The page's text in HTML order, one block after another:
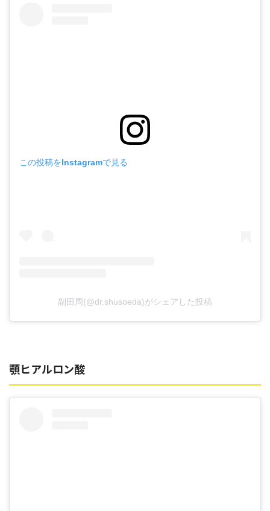
この投稿をInstagramで見る
副田周(@dr.shusoeda)がシェアした投稿
顎ヒアルロン酸